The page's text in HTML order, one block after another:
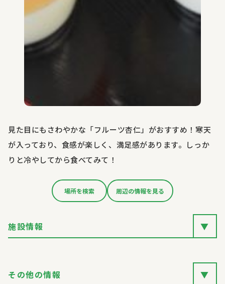
見た目にもさわやかな「フルーツ杏仁」がおすすめ！寒天
が入っており、食感が楽しく、満足感があります。しっか
りと冷やしてから食べてみて！
場所を検索 周辺の情報を見る
施設情報 ▼
その他の情報 ▼